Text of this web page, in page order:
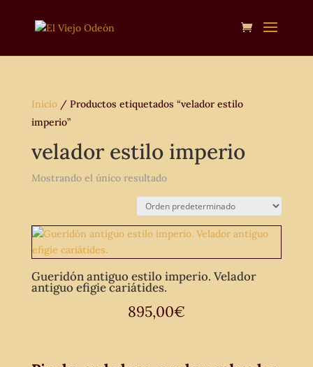
Inicio/ Productos etiquetados “velador estilo
imperio”
velador estilo imperio
Mostrando el único resultado
Gueridón antiguo estilo imperio. Velador
antiguo efigie cariátides.
895,00€